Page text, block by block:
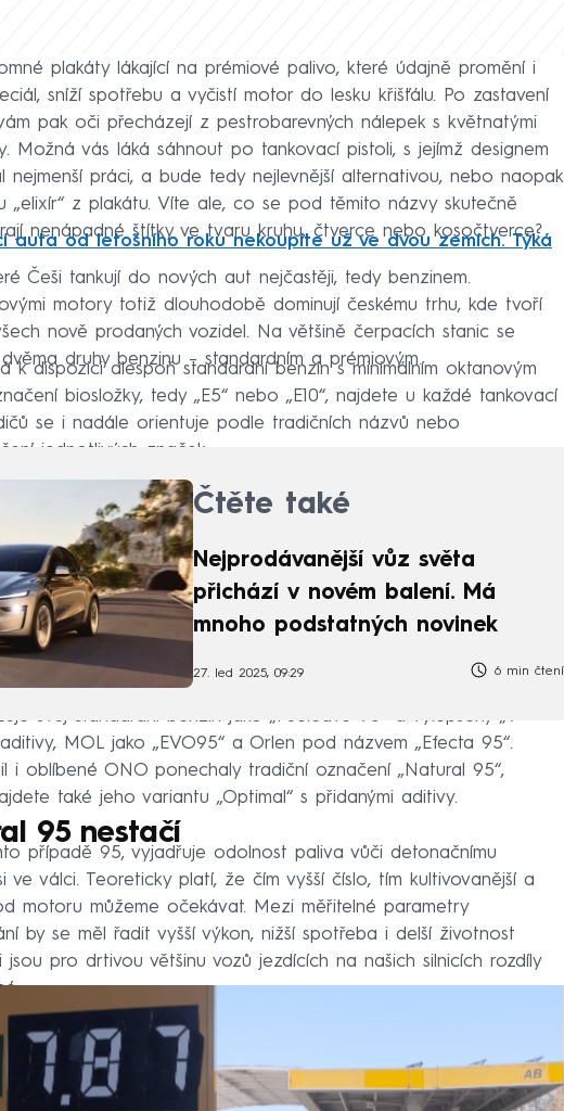
plakáty lákající na prémiové palivo, které údajně promění i
sníží spotřebu a vyčistí motor do lesku křišťálu. Po zastavení
pak oči přecházejí z pestrobarevných nálepek s květnatými
Možná vás láká sáhnout po tankovací pistoli, s jejímž designem
nejmenší práci, a bude tedy nejlevnější alternativou, nebo naopak
„elixír“ z plakátu. Víte ale, co se pod těmito názvy skutečně
nenápadné štítky ve tvaru kruhu, čtverce nebo kosočtverce?
auta od letošního roku nekoupíte už ve dvou zemích. Týká
Češi tankují do nových aut nejčastěji, tedy benzinem.
motory totiž dlouhodobě dominují českému trhu, kde tvoří
nově prodaných vozidel. Na většině čerpacích stanic se
druhy benzinu – standardním a prémiovým.
k dispozici alespoň standardní benzin s minimálním oktanovým
biosložky, tedy „E5“ nebo „E10“, najdete u každé tankovací
se i nadále orientuje podle tradičních názvů nebo
jednotlivých značek.
Čtěte také
Nejprodávanější vůz světa
přichází v novém balení. Má
mnoho podstatných novinek
27. led 2025, 09:29 6 min čtení
svůj standardní benzin jako „FuelSave 95“ a vylepšený „V-
MOL jako „EVO95“ a Orlen pod názvem „Efecta 95“.
i oblíbené ONO ponechaly tradiční označení „Natural 95“,
také jeho variantu „Optimal“ s přidanými aditivy.
95 nestačí
případě 95, vyjadřuje odolnost paliva vůči detonačnímu
ve válci. Teoreticky platí, že čím vyšší číslo, tím kultivovanější a
motoru můžeme očekávat. Mezi měřitelné parametry
by se měl řadit vyšší výkon, nižší spotřeba i delší životnost
pro drtivou většinu vozů jezdících na našich silnicích rozdíly